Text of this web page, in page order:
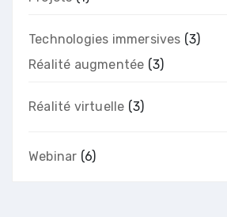
Technologies immersives (3)
Réalité augmentée (3)
Réalité virtuelle (3)
Webinar (6)